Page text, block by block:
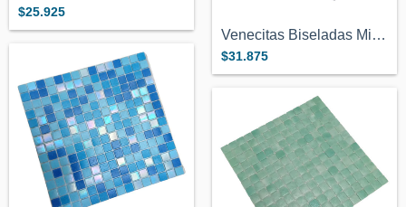
$25.925
Venecitas Biseladas Mix Verde Tornasol A...
$31.875